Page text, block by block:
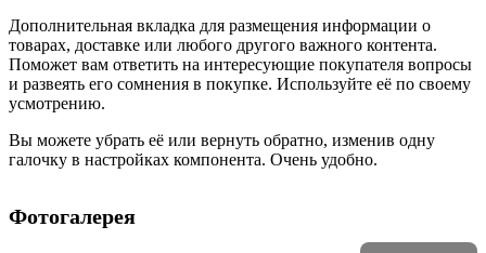
Дополнительная вкладка для размещения информации о
товарах, доставке или любого другого важного контента.
Поможет вам ответить на интересующие покупателя вопросы
и развеять его сомнения в покупке. Используйте её по своему
усмотрению.
Вы можете убрать её или вернуть обратно, изменив одну
галочку в настройках компонента. Очень удобно.
Фотогалерея